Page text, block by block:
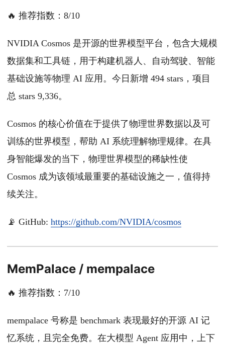
🔥 推荐指数：8/10
NVIDIA Cosmos 是开源的世界模型平台，包含大规模
数据集和工具链，用于构建机器人、自动驾驶、智能
基础设施等物理 AI 应用。今日新增 494 stars，项目
总 stars 9,336。
Cosmos 的核心价值在于提供了物理世界数据以及可
训练的世界模型，帮助 AI 系统理解物理规律。在具
身智能爆发的当下，物理世界模型的稀缺性使
Cosmos 成为该领域最重要的基础设施之一，值得持
续关注。
📡 GitHub: https://github.com/NVIDIA/cosmos
MemPalace / mempalace
🔥 推荐指数：7/10
mempalace 号称是 benchmark 表现最好的开源 AI 记
忆系统，且完全免费。在大模型 Agent 应用中，上下